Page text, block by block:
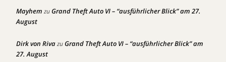
Mayhem zuGrand Theft Auto VI – “ausführlicher Blick” am 27.
August
Dirk von RivazuGrand Theft Auto VI – “ausführlicher Blick” am
27. August